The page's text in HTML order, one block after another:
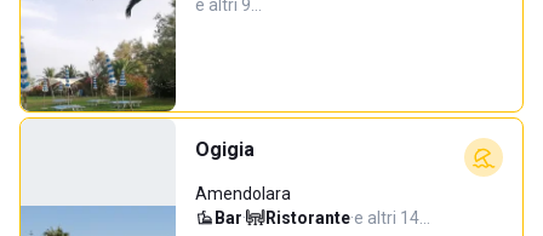
e altri 9…
Ogigia
Amendolara
Bar· Ristorante·e altri 14…